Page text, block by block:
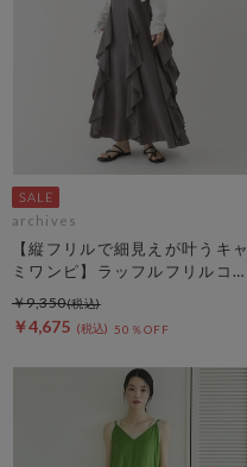
archives
【縦フリルで細見えが叶うキャ
ミワンピ】ラッフルフリルコッ
トン楊柳キャミワンピース
￥4,675 50％OFF
￥9,350